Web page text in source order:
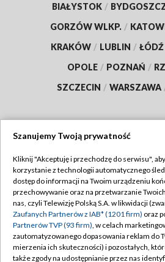
BIAŁYSTOK /
GORZÓW WLKP. /
KRAKÓW / LUBLIN / ŁÓDŹ
OPOLE / POZNAŃ /
SZCZECIN / WARSZAWA
TVP
Abonament TVP
Emisja w TVP
Centrum informacji TVP
Naziemna Telewizja Cyfrowa
Regulamin
Polityka
Moje
Pomoc
Szanujemy Twoją prywatność
Kliknij "Akceptuję i przechodzę do serwisu",
korzystanie z technologii automatycznego
dostęp do informacji na Twoim urządzeniu
przechowywanie oraz na przetwarzanie
nas, czyli Telewizję Polską S.A. w likwidacji
Zaufanych Partnerów z IAB* (1201 firm) oraz
Partnerów TVP (93 firm), w celach
zautomatyzowanego dopasowania reklam do
mierzenia ich skuteczności) i pozostałych,
także zgody na udostępnianie przez nas